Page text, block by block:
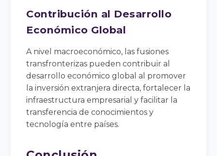
Contribución al Desarrollo
Económico Global
A nivel macroeconómico, las fusiones
transfronterizas pueden contribuir al
desarrollo económico global al promover
la inversión extranjera directa, fortalecer la
infraestructura empresarial y facilitar la
transferencia de conocimientos y
tecnología entre países.